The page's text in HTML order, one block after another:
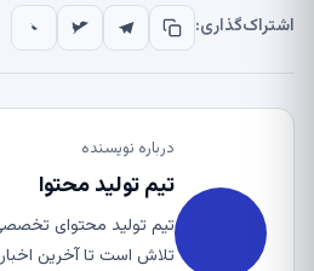
اشتراک‌گذاری:
درباره نویسنده
تیم تولید محتوا
تیم تولید محتوای
تلاش است تا آخرین